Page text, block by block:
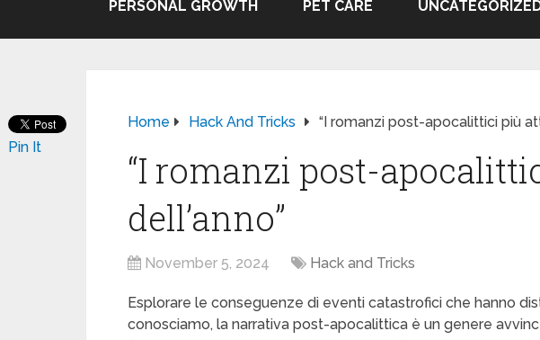
PERSONAL GROWTH PET CARE
Home Hack And Tricks “I romanzi post-apocalittici più
“I romanzi post-
dell’anno”
November 5, 2024 Hack and Tricks
Esplorare le conseguenze di eventi catastrofici che hanno
conosciamo, la narrativa post-apocalittica è un genere
Pin It